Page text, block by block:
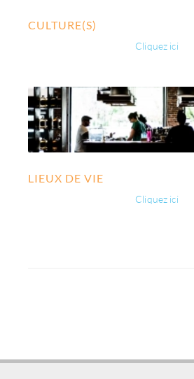
CULTURE(S)
Cliquez ici
LIEUX DE VIE
Cliquez ici